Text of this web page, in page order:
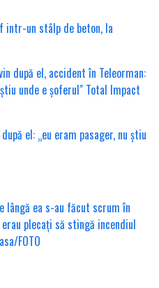
un stâlp de beton, la
el: „eu eram pasager, nu știu
lângă ea s-au făcut scrum în
plecați să stingă incendiul
FOTO